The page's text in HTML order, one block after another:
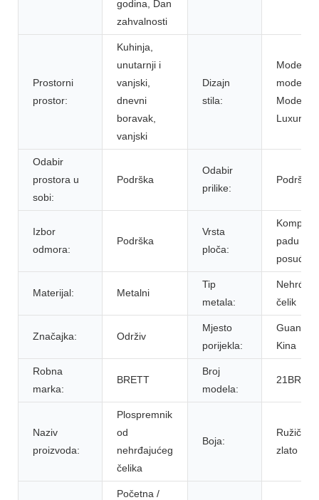
godina, Dan
zahvalnosti
Prostorni
prostor:
Kuhinja,
unutarnji i
vanjski,
dnevni
boravak,
vanjski
Dizajn
stila:
Moderni,
moderni,
Luxury
Odabir
prostora u
sobi:
Podrška
Odabir
prilike:
Podrška
Izbor
odmora:
Podrška
Vrsta
ploča:
Kompleti
padu
posuđa
Materijal: Metalni
Tip
metala:
čelik
Značajka: Održiv
Mjesto
porijekla:
Kina
Robna
marka:
BRETT
Broj
modela:
Naziv
proizvoda:
Plospremnik
od
nehrđajućeg
čelika
Boja:
zlato
Početna /